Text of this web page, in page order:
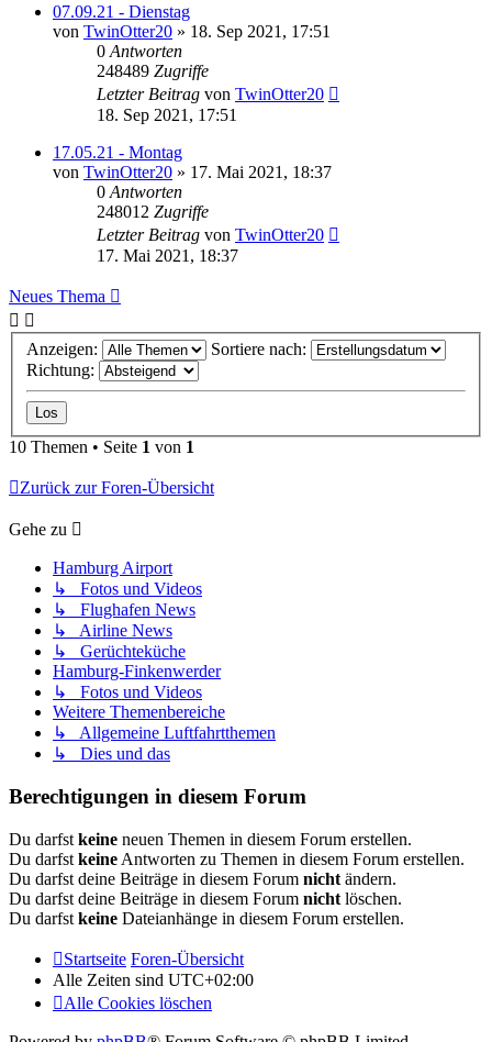
07.09.21 - Dienstag
von TwinOtter20 » 18. Sep 2021, 17:51
0 Antworten
248489 Zugriffe
Letzter Beitrag von TwinOtter20
18. Sep 2021, 17:51
17.05.21 - Montag
von TwinOtter20 » 17. Mai 2021, 18:37
0 Antworten
248012 Zugriffe
Letzter Beitrag von TwinOtter20
17. Mai 2021, 18:37
Neues Thema
Anzeigen:
Sortiere nach:
Richtung:
10 Themen • Seite 1 von 1
Zurück zur Foren-Übersicht
Gehe zu
Hamburg Airport
↳ Fotos und Videos
↳ Flughafen News
↳ Airline News
↳ Gerüchteküche
Hamburg-Finkenwerder
↳ Fotos und Videos
Weitere Themenbereiche
↳ Allgemeine Luftfahrtthemen
↳ Dies und das
Berechtigungen in diesem Forum
Du darfst keine neuen Themen in diesem Forum erstellen.
Du darfst keine Antworten zu Themen in diesem Forum erstellen.
Du darfst deine Beiträge in diesem Forum nicht ändern.
Du darfst deine Beiträge in diesem Forum nicht löschen.
Du darfst keine Dateianhänge in diesem Forum erstellen.
Startseite Foren-Übersicht
Alle Zeiten sind UTC+02:00
Alle Cookies löschen